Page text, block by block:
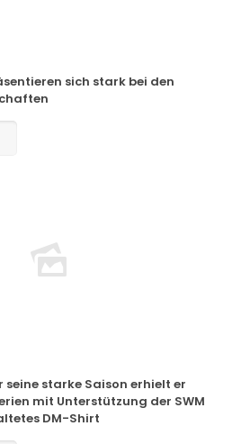
sich stark bei den
seine starke Saison erhielt er
mit Unterstützung der SWM
DM-Shirt